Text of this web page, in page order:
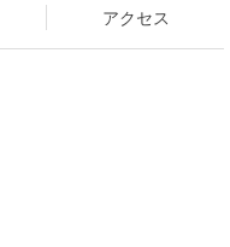
アクセス